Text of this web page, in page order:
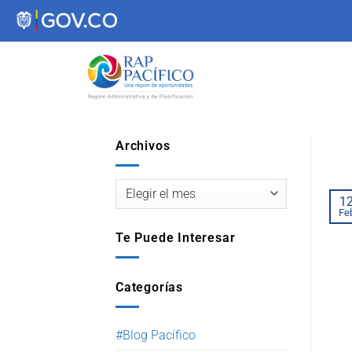
contenido
Archivos
Te Puede Interesar
Categorías
#Blog Pacífico